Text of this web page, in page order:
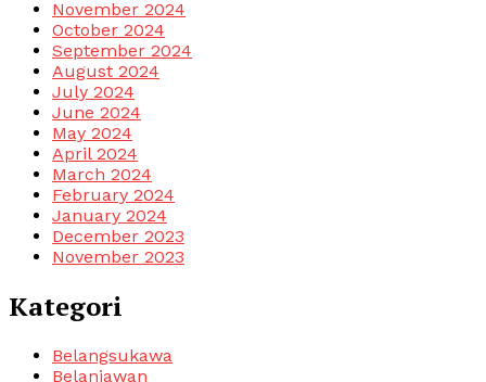
November 2024
October 2024
September 2024
August 2024
July 2024
June 2024
May 2024
April 2024
March 2024
February 2024
January 2024
December 2023
November 2023
Kategori
Belangsukawa
Belanjawan